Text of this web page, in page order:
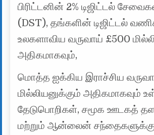
பிரிட்டனின் 2% டிஜிட்டல்
(DST), தங்களின் டிஜிட்டல்
உலகளாவிய வருவாய் £500
அதிகமாகவும்,
மொத்த ஐக்கிய இராச்சிய
மில்லியனுக்கும் அதிகமாகவும்
தேடுபொறிகள், சமூக ஊடகத்
மற்றும் ஆன்லைன்